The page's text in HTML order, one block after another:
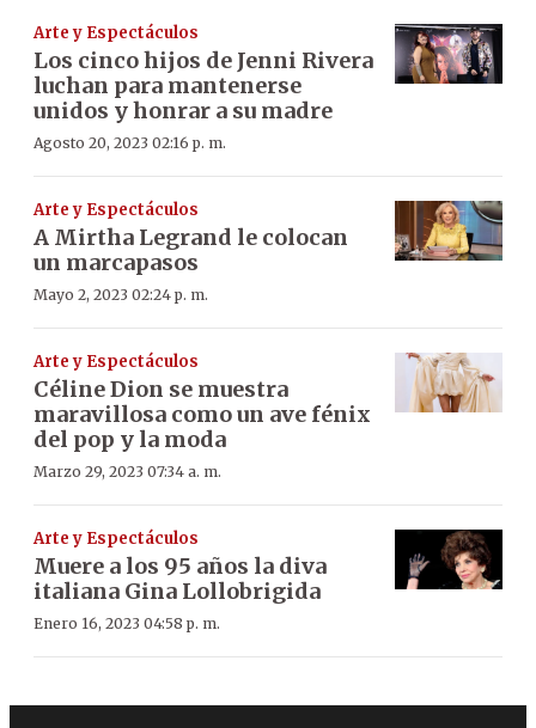
Arte y Espectáculos
Los cinco hijos de Jenni Rivera
luchan para mantenerse
unidos y honrar a su madre
Agosto 20, 2023 02:16 p. m.
Arte y Espectáculos
A Mirtha Legrand le colocan
un marcapasos
Mayo 2, 2023 02:24 p. m.
Arte y Espectáculos
Céline Dion se muestra
maravillosa como un ave fénix
del pop y la moda
Marzo 29, 2023 07:34 a. m.
Arte y Espectáculos
Muere a los 95 años la diva
italiana Gina Lollobrigida
Enero 16, 2023 04:58 p. m.